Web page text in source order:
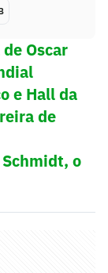
Oscar
e Hall da
de
o